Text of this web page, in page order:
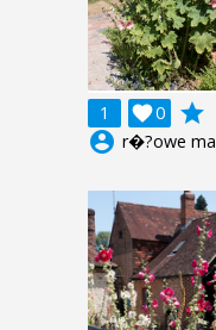
1 0

grade
account_circle r�?owe